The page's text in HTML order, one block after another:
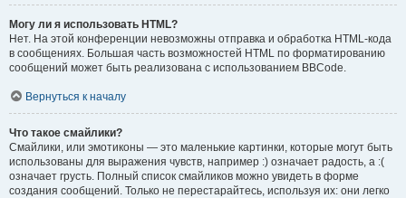
Могу ли я использовать HTML?
Нет. На этой конференции невозможны отправка и обработка HTML-кода
в сообщениях. Большая часть возможностей HTML по форматированию
сообщений может быть реализована с использованием BBCode.
Вернуться к началу
Что такое смайлики?
Смайлики, или эмотиконы — это маленькие картинки, которые могут быть
использованы для выражения чувств, например :) означает радость, а :(
означает грусть. Полный список смайликов можно увидеть в форме
создания сообщений. Только не перестарайтесь, используя их: они легко